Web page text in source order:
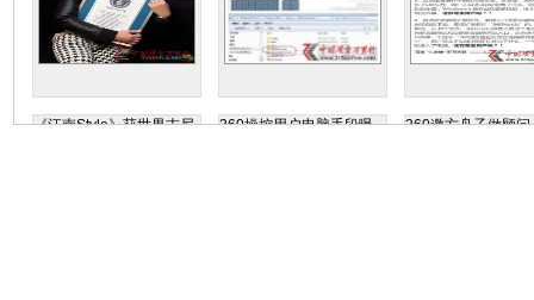
《江南Style》获世界吉尼
360操控用户电脑手段曝
360邀方舟子做顾问